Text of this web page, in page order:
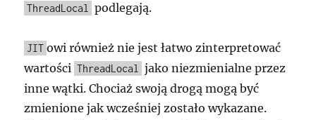
ThreadLocal podlegają.
JIT owi również nie jest łatwo zinterpretować
wartości ThreadLocal
jako niezmienialne przez
inne wątki. Chociaż swoją drogą mogą być
zmienione jak wcześniej zostało wykazane.